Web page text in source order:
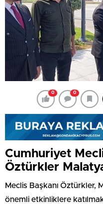
0 0
Cumhuriyet
Öztürkler
Meclis Başkanı Öztürkler,
önemli etkinliklere